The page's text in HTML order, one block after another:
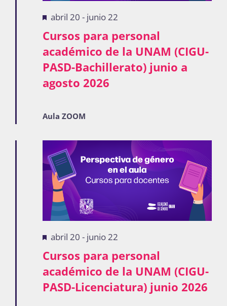
Cursos para personal
académico de la UNAM (CIGU-
PASD-Bachillerato) junio a
agosto 2026
Destacadas
abril 20 - junio 22
Aula ZOOM
Cursos para personal
académico de la UNAM (CIGU-
PASD-Licenciatura) junio 2026
Destacadas
abril 20 - junio 22